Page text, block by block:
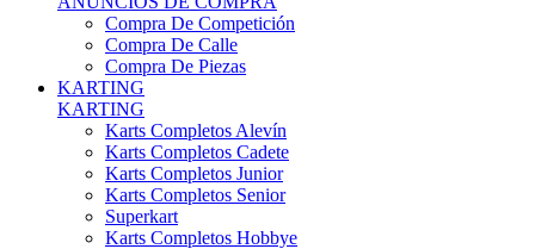
Compra De Calle
Compra De Piezas
KARTING
KARTING
Karts Completos Alevín
Karts Completos Cadete
Karts Completos Junior
Karts Completos Senior
Superkart
Karts Completos Hobbye
Remolques